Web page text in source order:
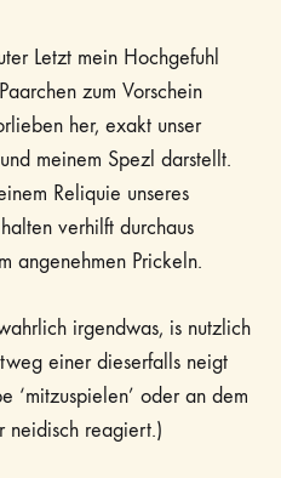
Letzt mein Hochgefuhl
zum Vorschein
her, exakt unser
meinem Spezl darstellt.
Reliquie unseres
verhilft durchaus
angenehmen Prickeln.
irgendwas, is nutzlich
einer dieserfalls neigt
‘mitzuspielen’ oder an dem
neidisch reagiert.)